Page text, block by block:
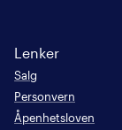
Lenker
Salg
Personvern
Åpenhetsloven